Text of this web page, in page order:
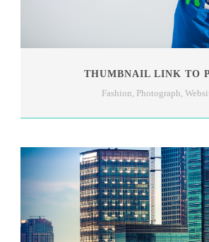
THUMBNAIL LINK TO
Fashion Photograph